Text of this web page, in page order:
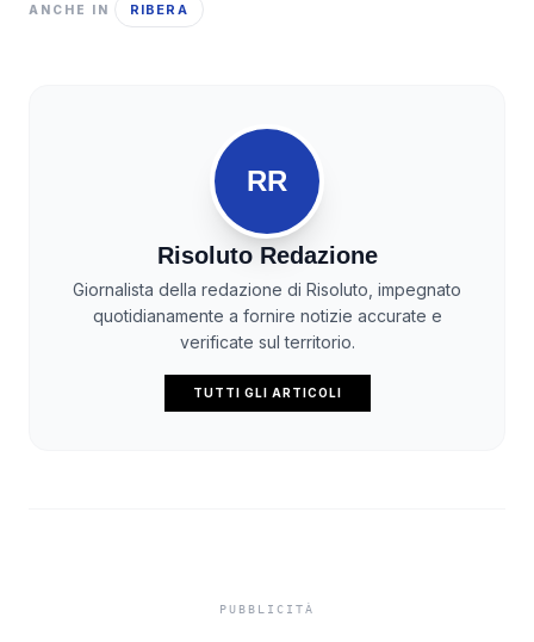
ANCHE IN RIBERA
RR
Risoluto Redazione
Giornalista della redazione di Risoluto, impegnato
quotidianamente a fornire notizie accurate e
verificate sul territorio.
TUTTI GLI ARTICOLI